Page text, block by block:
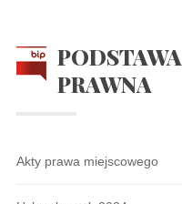
PODSTAWA
PRAWNA
Akty prawa miejscowego